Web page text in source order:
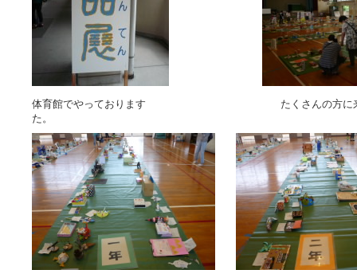
体育館でやっております たくさんの方に来て
た。